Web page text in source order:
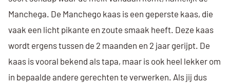
Manchega. De Manchego kaas is een geperste kaas, die
vaak een licht pikante en zoute smaak heeft. Deze kaas
wordt ergens tussen de 2 maanden en 2 jaar gerijpt. De
kaas is vooral bekend als tapa, maar is ook heel lekker om
in bepaalde andere gerechten te verwerken. Als jij dus